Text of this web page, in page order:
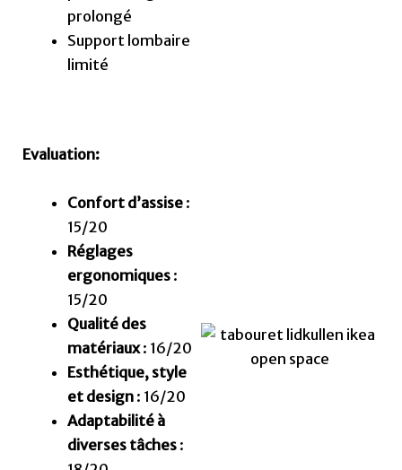
prolongé
Support lombaire
limité
Evaluation:
Confort d’assise:
15/20
Réglages
ergonomiques:
15/20
Qualité des
matériaux: 16/20
Esthétique, style
et design: 16/20
Adaptabilité à
diverses tâches: